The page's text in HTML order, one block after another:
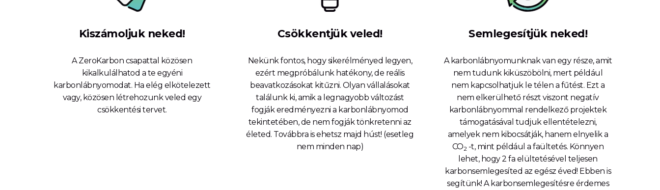
Kiszámoljuk neked!
A ZeroKarbon csapattal közösen
kikalkulálhatod a te egyéni
karbonlábnyomodat. Ha elég elkötelezett
vagy, közösen létrehozunk veled egy
csökkentési tervet.
Csökkentjük veled!
Nekünk fontos, hogy sikerélményed legyen,
ezért megpróbálunk hatékony, de reális
beavatkozásokat kitűzni. Olyan vállalásokat
találunk ki, amik a legnagyobb változást
fogják eredményezni a karbonlábnyomod
tekintetében, de nem fogják tönkretenni az
életed. Továbbra is ehetsz majd húst! (esetleg
nem minden nap)
Semlegesítjük neked!
A karbonlábnyomunknak van egy része, amit
nem tudunk kiküszöbölni, mert például
nem kapcsolhatjuk le télen a fűtést. Ezt a
nem elkerülhető részt viszont negatív
karbonlábnyommal rendelkező projektek
támogatásával tudjuk ellentételezni,
amelyek nem kibocsátják, hanem elnyelik a
CO2 -t, mint például a faültetés. Könnyen
lehet, hogy 2 fa elültetésével teljesen
karbonsemlegesíted az egész éved! Ebben is
segítünk! A karbonsemlegesítésre érdemes